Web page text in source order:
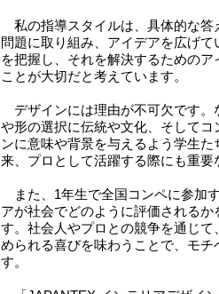
私の指導スタイルは、具体的な答
問題に取り組み、アイデアを広げ
を把握し、それを解決するための
ことが大切だと考えています。
デザインには理由が不可欠です。
や形の選択に伝統や文化、そして
ンに意味や背景を与えるよう学生
来、プロとして活躍する際にも重要
また、1年生で全国コンペに参加
アが社会でどのように評価される
す。社会人やプロとの競争を通じ
められる喜びを味わうことで、モ
す。